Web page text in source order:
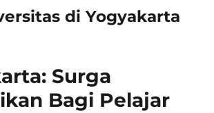
di Yogyakarta
Surga
Bagi Pelajar